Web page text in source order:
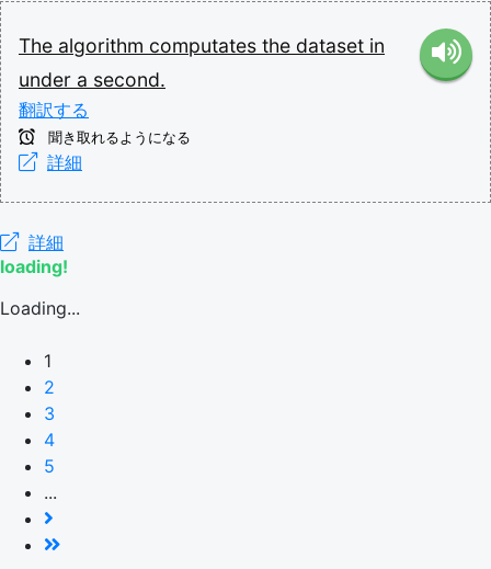
The algorithm computates the dataset in
under a second.
翻訳する
聞き取れるようになる
詳細
詳細
loading!
Loading...
1
2
3
4
5
...